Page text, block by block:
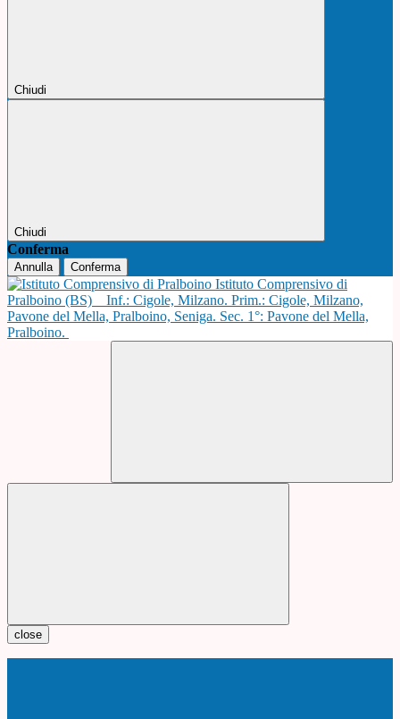
Chiudi
Chiudi
Conferma
Annulla Conferma
Istituto Comprensivo di
Pralboino (BS)
Inf.: Cigole, Milzano. Prim.: Cigole, Milzano,
Pavone del Mella, Pralboino, Seniga. Sec. 1°: Pavone del Mella,
Pralboino.
close